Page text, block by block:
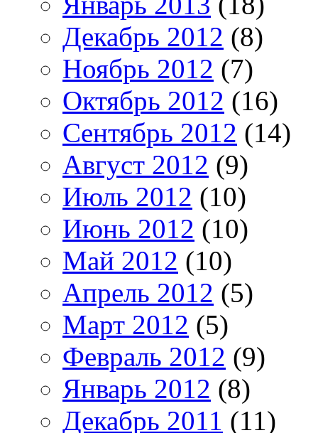
Декабрь 2012 (8)
Ноябрь 2012 (7)
Октябрь 2012 (16)
Сентябрь 2012 (14)
Август 2012 (9)
Июль 2012 (10)
Июнь 2012 (10)
Май 2012 (10)
Апрель 2012 (5)
Март 2012 (5)
Февраль 2012 (9)
Январь 2012 (8)
Декабрь 2011 (11)